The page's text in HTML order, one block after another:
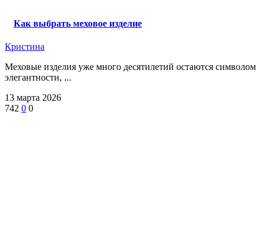
Как выбрать меховое изделие
Кристина
Меховые изделия уже много десятилетий остаются символом
элегантности, ...
13 марта 2026
742 0 0